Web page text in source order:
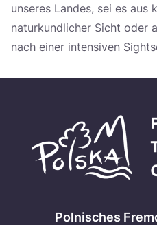
unseres Landes, sei es
naturkundlicher Sicht oder
nach einer intensiven
Polnisches